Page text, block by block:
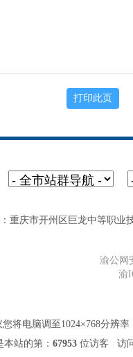
重庆市开州区巨龙中等职业
渝公网
渝
将电脑调至1024×768分辨
本站的第： 67953 位访客 访